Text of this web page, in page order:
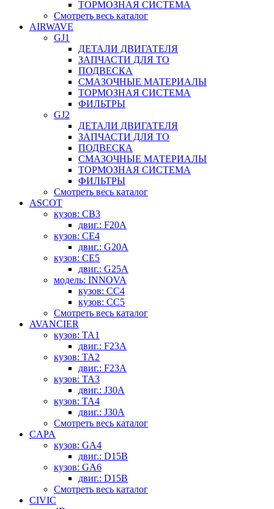
ТОРМОЗНАЯ СИСТЕМА
Смотреть весь каталог
AIRWAVE
GJ1
ДЕТАЛИ ДВИГАТЕЛЯ
ЗАПЧАСТИ ДЛЯ ТО
ПОДВЕСКА
СМАЗОЧНЫЕ МАТЕРИАЛЫ
ТОРМОЗНАЯ СИСТЕМА
ФИЛЬТРЫ
GJ2
ДЕТАЛИ ДВИГАТЕЛЯ
ЗАПЧАСТИ ДЛЯ ТО
ПОДВЕСКА
СМАЗОЧНЫЕ МАТЕРИАЛЫ
ТОРМОЗНАЯ СИСТЕМА
ФИЛЬТРЫ
Смотреть весь каталог
ASCOT
кузов: CB3
двиг.: F20A
кузов: CE4
двиг.: G20A
кузов: CE5
двиг.: G25A
модель: INNOVA
кузов: CC4
кузов: CC5
Смотреть весь каталог
AVANCIER
кузов: TA1
двиг.: F23A
кузов: TA2
двиг.: F23A
кузов: TA3
двиг.: J30A
кузов: TA4
двиг.: J30A
Смотреть весь каталог
CAPA
кузов: GA4
двиг.: D15B
кузов: GA6
двиг.: D15B
Смотреть весь каталог
CIVIC